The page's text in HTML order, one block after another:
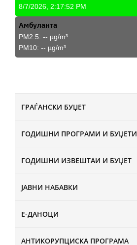
ГРАЃАНСКИ БУЏЕТ
ГОДИШНИ ПРОГРАМИ И БУЏЕТИ
ГОДИШНИ ИЗВЕШТАИ И БУЏЕТ
ЈАВНИ НАБАВКИ
Е-ДАНОЦИ
АНТИКОРУПЦИСКА ПРОГРАМА
8/7/2026, 2:17:52 PM
Амбуланта
PM2.5: -- µg/m³
PM10: -- µg/m³